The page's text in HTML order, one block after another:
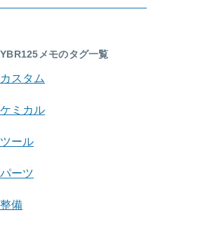
ク
断
リ
ン
ク:
モ
YBR125メモのタグ一覧
カスタム
ケミカル
ツール
パーツ
整備